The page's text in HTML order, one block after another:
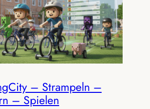
– Strampeln –
– Spielen